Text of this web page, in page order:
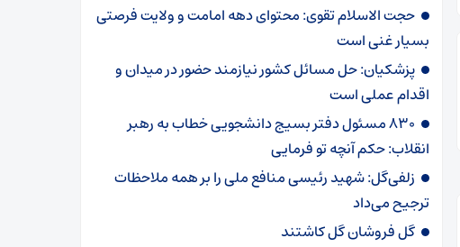
حجت الاسلام تقوی: محتوای دهه امامت و ولایت فرصتی
بسیار غنی است
پزشکیان: حل مسائل کشور نیازمند حضور در میدان و
اقدام عملی است
۸۳۰ مسئول دفتر بسیج دانشجویی خطاب به رهبر
انقلاب: حکم آنچه تو فرمایی
زلفی‌گل: شهید رئیسی منافع ملی را بر همه ملاحظات
ترجیح می‌داد
گل فروشان گل کاشتند